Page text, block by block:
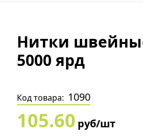
Нитки
5000 ярд
Код товара: 1090
105.60 руб/шт